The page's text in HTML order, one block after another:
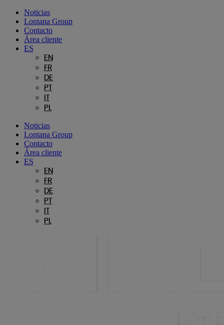
contenido
Noticias
Lontana Group
Contacto
Área cliente
ES
EN
FR
DE
PT
PL
Noticias
Lontana Group
Contacto
Área cliente
ES
EN
FR
DE
PT
PL